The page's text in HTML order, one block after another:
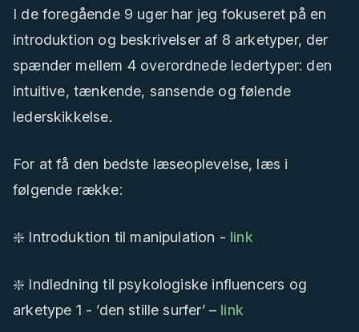
I de foregående 9 uger har jeg fokuseret på en
introduktion og beskrivelser af 8 arketyper, der
spænder mellem 4 overordnede ledertyper: den
intuitive, tænkende, sansende og følende
lederskikkelse.
For at få den bedste læseoplevelse, læs i
følgende række:
❇️ Introduktion til manipulation - link
❇️ Indledning til psykologiske influencers og
arketype 1 - ’den stille surfer’ – link